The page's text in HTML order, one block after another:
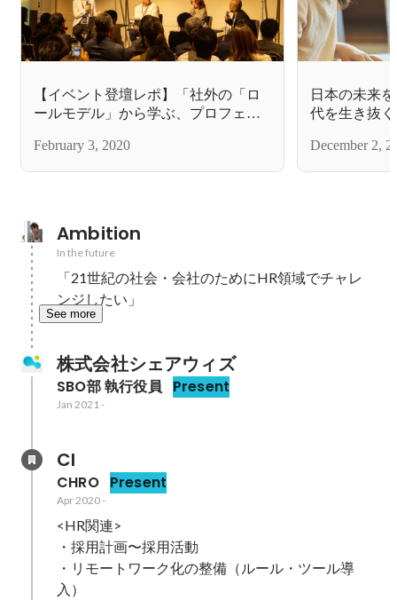
【イベント登壇レポ】「社外の「ロ
ールモデル」から学ぶ、プロフェッ
ーズ１.外資系人事のプロフェッショ
ナルから本物の人事を知る〜』
February 3, 2020
日本の未来
代を生き抜
取り組み。
December 2,
Ambition
In the future
「21世紀の社会・会社のためにHR領域でチャレ
ンジしたい」
See more
株式会社シェアウィズ
SBO部 執行役員 Present
Jan 2021 -
CI
CHRO Present
Apr 2020-
<HR関連>
・採用計画〜採用活動
・リモートワーク化の整備（ルール・ツール導
入）